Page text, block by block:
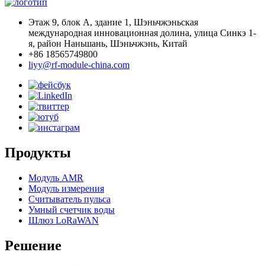
Этаж 9, блок А, здание 1, Шэньчжэньская
международная инновационная долина, улица Синкэ 1-
я, район Наньшань, Шэньчжэнь, Китай
+86 18565749800
liyy@rf-module-china.com
Продукты
Модуль AMR
Модуль измерения
Считыватель пульса
Умный счетчик воды
Шлюз LoRaWAN
Решение